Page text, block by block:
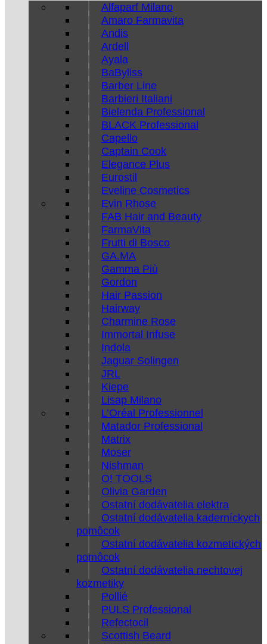
Alfaparf Milano
Amaro Farmavita
Andis
Ardell
Ayala
BaByliss
Barber Line
Barbieri Italiani
Bielenda Professional
BLACK Professional
Capello
Captain Cook
Elegance Plus
Eurostil
Eveline Cosmetics
Evin Rhose
FAB Hair and Beauty
FarmaVita
Frutti di Bosco
GA.MA
Gamma Più
Gordon
Hair Passion
Hairway
Charmine Rose
Immortal Infuse
Indola
Jaguar Solingen
JRL
Kiepe
Lisap Milano
L’Oréal Professionnel
Matador Professional
Matrix
Moser
Nishman
O! TOOLS
Olivia Garden
Ostatní dodávatelia elektra
Ostatní dodávatelia kaderníckych
pomôcok
Ostatní dodávatelia kozmetických
pomôcok
Ostatní dodávatelia nechtovej
kozmetiky
Pollié
PULS Professional
Refectocil
Scottish Beard